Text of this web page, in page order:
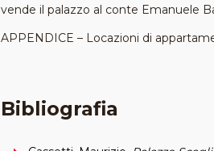
vende il palazzo al conte Emanuele
APPENDICE – Locazioni di
Bibliografia